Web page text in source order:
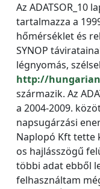
Az ADATSOR_10
tartalmazza a
hőmérséklet és
SYNOP
légnyomás,
http://
származik. Az
a 2004-2009.
napsugárzási
Naplopó Kft tette
os hajlásszögű
többi adat ebből
felhasználtam